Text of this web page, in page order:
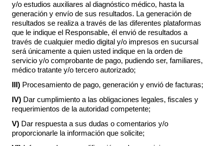
y/o estudios auxiliares al diagnóstico médico, hasta la
generación y envío de sus resultados. La generación de
resultados se realiza a través de las diferentes plataformas
que le indique el Responsable, él envió de resultados a
través de cualquier medio digital y/o impresos en sucursal
será únicamente a quien usted indique en la orden de
servicio y/o comprobante de pago, pudiendo ser, familiares,
médico tratante y/o tercero autorizado;
III) Procesamiento de pago, generación y envió de facturas;
IV) Dar cumplimiento a las obligaciones legales, fiscales y
requerimientos de la autoridad competente;
V) Dar respuesta a sus dudas o comentarios y/o
proporcionarle la información que solicite;